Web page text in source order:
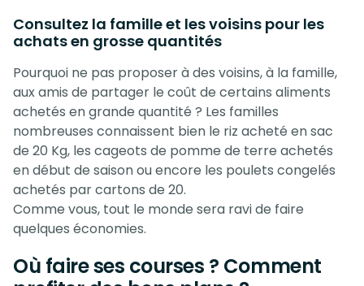
Consultez la famille et les voisins pour les
achats en grosse quantités
Pourquoi ne pas proposer à des voisins, à la famille,
aux amis de partager le coût de certains aliments
achetés en grande quantité ? Les familles
nombreuses connaissent bien le riz acheté en sac
de 20 Kg, les cageots de pomme de terre achetés
en début de saison ou encore les poulets congelés
achetés par cartons de 20.
Comme vous, tout le monde sera ravi de faire
quelques économies.
Où faire ses courses ? Comment